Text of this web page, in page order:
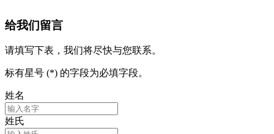
给我们留言
请填写下表，我们将尽快与您联系。
标有星号 (*) 的字段为必填字段。
姓名
姓氏